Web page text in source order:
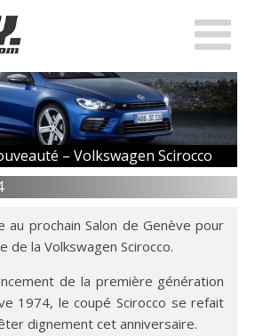
– Volkswagen Scirocco
au prochain Salon de Genève pour
de la Volkswagen Scirocco.
de la première génération
1974, le coupé Scirocco se refait
dignement cet anniversaire.